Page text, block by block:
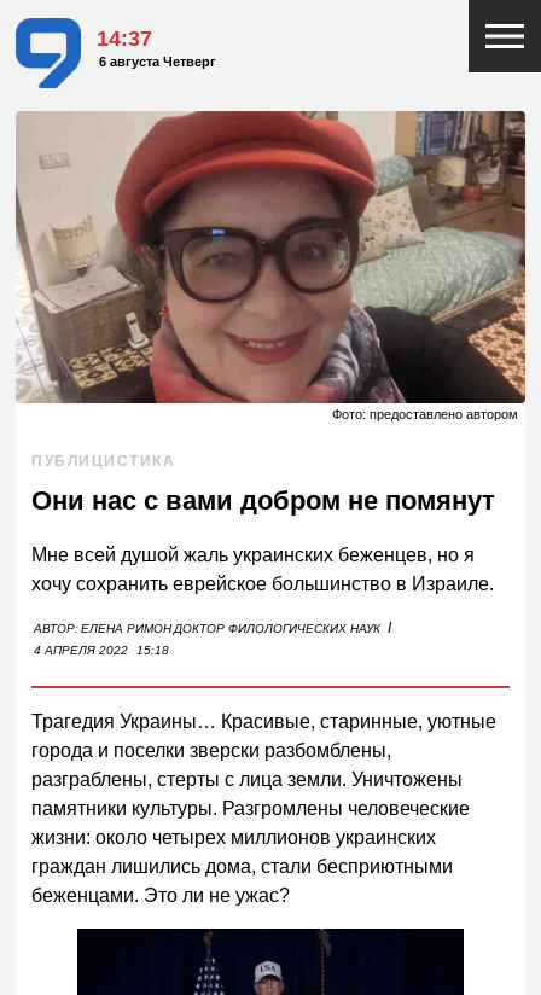
14:37
6 августа Четверг
Фото: предоставлено автором
ПУБЛИЦИСТИКА
Они нас с вами добром не помянут
Мне всей душой жаль украинских беженцев, но я
хочу сохранить еврейское большинство в Израиле.
АВТОР:ЕЛЕНА РИМОНДОКТОР ФИЛОЛОГИЧЕСКИХ НАУК I
4 АПРЕЛЯ 2022 15:18
Трагедия Украины… Красивые, старинные, уютные
города и поселки зверски разбомблены,
разграблены, стерты с лица земли. Уничтожены
памятники культуры. Разгромлены человеческие
жизни: около четырех миллионов украинских
граждан лишились дома, стали бесприютными
беженцами. Это ли не ужас?